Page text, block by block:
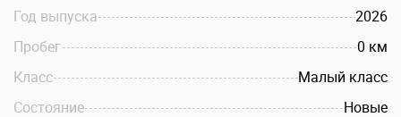
Год выпуска
2026
Пробег
0 км
Класс
Малый класс
Состояние
Новые